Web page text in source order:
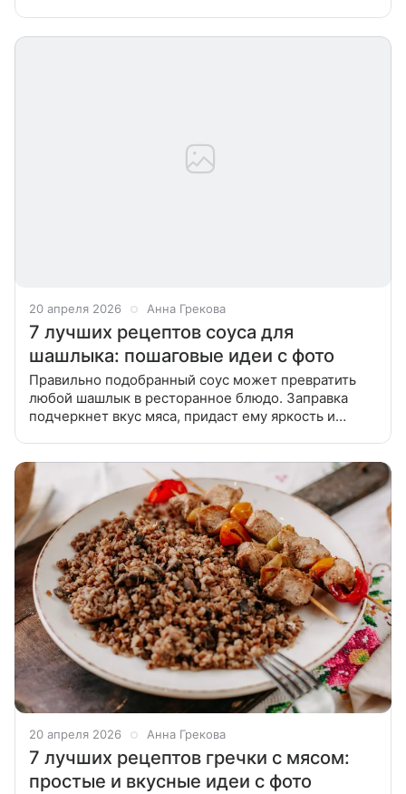
20 апреля 2026 Анна Грекова
7 лучших рецептов соуса для
шашлыка: пошаговые идеи с фото
Правильно подобранный соус может превратить
любой шашлык в ресторанное блюдо. Заправка
подчеркнет вкус мяса, придаст ему яркость и
20 апреля 2026 Анна Грекова
7 лучших рецептов гречки с мясом:
простые и вкусные идеи с фото